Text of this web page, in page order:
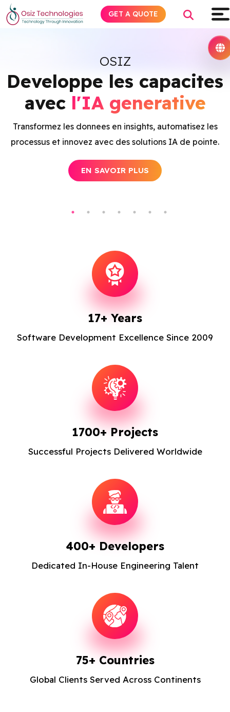
OSIZ
Developpe les capacites
avec l'IA generative
Transformez les donnees en insights, automatisez les
processus et innovez avec des solutions IA de pointe.
EN SAVOIR PLUS
17+ Years
Software Development Excellence Since 2009
1700+ Projects
Successful Projects Delivered Worldwide
400+ Developers
Dedicated In-House Engineering Talent
75+ Countries
Global Clients Served Across Continents
GET A QUOTE
Explore AI
Products
Services
FacebookTwitter YoutubeInstagramLinkedin